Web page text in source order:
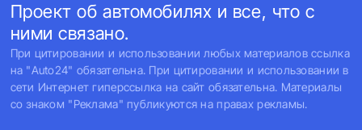
Проект об автомобилях и все, что с
ними связано.
При цитировании и использовании любых материалов ссылка
на "Auto24" обязательна. При цитировании и использовании в
сети Интернет гиперссылка на сайт обязательна. Материалы
со знаком "Реклама" публикуются на правах рекламы.